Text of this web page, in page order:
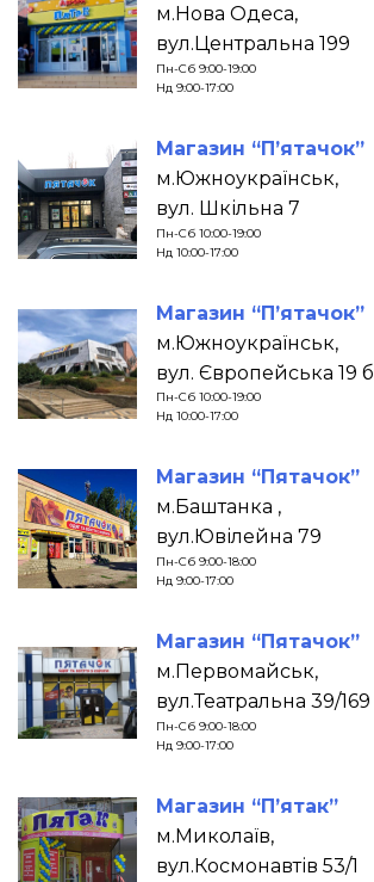
м.Нова Одеса,
вул.Центральна 199
Пн-Сб 9:00-19:00
Нд 9:00-17:00
Магазин “П’ятачок”
м.Южноукраїнськ,
вул. Шкільна 7
Пн-Сб 10:00-19:00
Нд 10:00-17:00
Магазин “П’ятачок”
м.Южноукраїнськ,
вул. Європейська 19 б
Пн-Сб 10:00-19:00
Нд 10:00-17:00
Магазин “Пятачок”
м.Баштанка ,
вул.Ювілейна 79
Пн-Сб 9:00-18:00
Нд 9:00-17:00
Магазин “Пятачок”
м.Первомайськ,
вул.Театральна 39/169
Пн-Сб 9:00-18:00
Нд 9:00-17:00
Магазин “П’ятак”
м.Миколаїв,
вул.Космонавтів 53/1